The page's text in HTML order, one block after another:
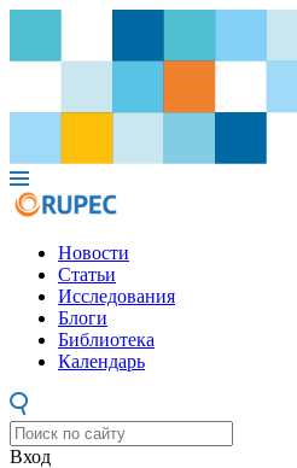
Новости
Статьи
Исследования
Блоги
Библиотека
Календарь
Вход